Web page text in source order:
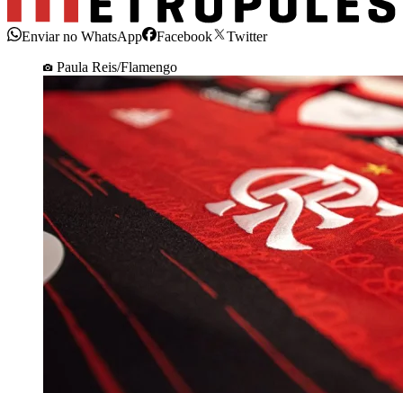
Enviar no WhatsApp Facebook
Twitter
Paula Reis/Flamengo